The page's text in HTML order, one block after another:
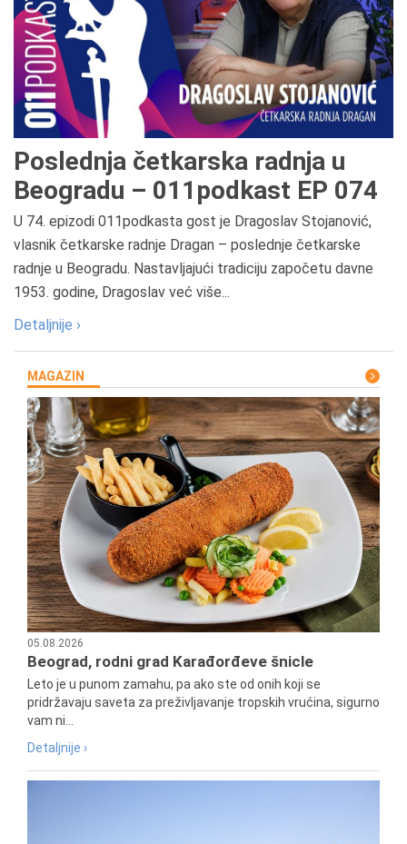
Poslednja četkarska radnja u
Beogradu – 011podkast EP 074
U 74. epizodi 011podkasta gost je Dragoslav Stojanović,
vlasnik četkarske radnje Dragan – poslednje četkarske
radnje u Beogradu. Nastavljajući tradiciju započetu davne
1953. godine, Dragoslav već više...
Detaljnije ›
MAGAZIN
05.08.2026
Beograd, rodni grad Karađorđeve šnicle
Leto je u punom zamahu, pa ako ste od onih koji se
pridržavaju saveta za preživljavanje tropskih vrućina, sigurno
vam ni...
Detaljnije ›